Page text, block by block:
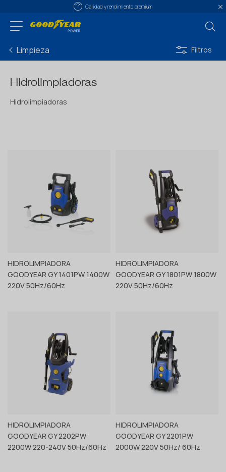
Calidad y rendimiento premium
Limpieza Filtros
Hidrolimpiadoras
Hidrolimpiadoras
Ver producto
HIDROLIMPIADORA
GOODYEAR GY 1401PW 1400W
220V 50Hz/60Hz
Ver producto
HIDROLIMPIADORA
GOODYEAR GY 1801PW 1800W
220V 50Hz/60Hz
Ver producto
HIDROLIMPIADORA
GOODYEAR GY 2202PW
2200W 220-240V 50Hz/60Hz
Ver producto
HIDROLIMPIADORA
GOODYEAR GY 2201PW
2000W 220V 50Hz/ 60Hz